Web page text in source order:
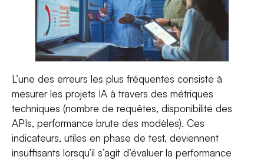
L’une des erreurs les plus fréquentes consiste à
mesurer les projets IA à travers des métriques
techniques (nombre de requêtes, disponibilité des
APIs, performance brute des modèles). Ces
indicateurs, utiles en phase de test, deviennent
insuffisants lorsqu’il s’agit d’évaluer la performance